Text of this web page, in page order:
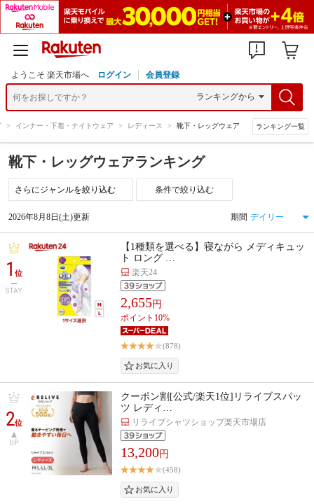
ようこそ 楽天市場へ ログイン 会員登録
> インナー・下着・ナイトウェア > レディース > 靴下・レッグウェア ランキング一覧
靴下・レッグウェアランキング
条件で絞り込む
2026年8月8日(土)更新 期間
1位
STAY
【1種類を選べる】寝ながら メディキュッ
ト ロング …
楽天24
2,655円
ポイント10%
(878)
2位
UP
クーポン割[公式/楽天1位]リライブスパッ
ツ レディ…
リライブシャツショップ楽天市場店
13,200円
(458)